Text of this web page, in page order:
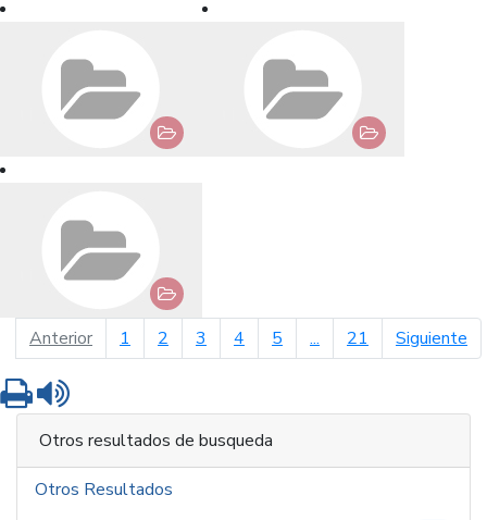
Anteriorpágina anterior
1 2 3 4 5 ... 21 Siguiente
Imprimir
Otros resultados de busqueda
Otros Resultados